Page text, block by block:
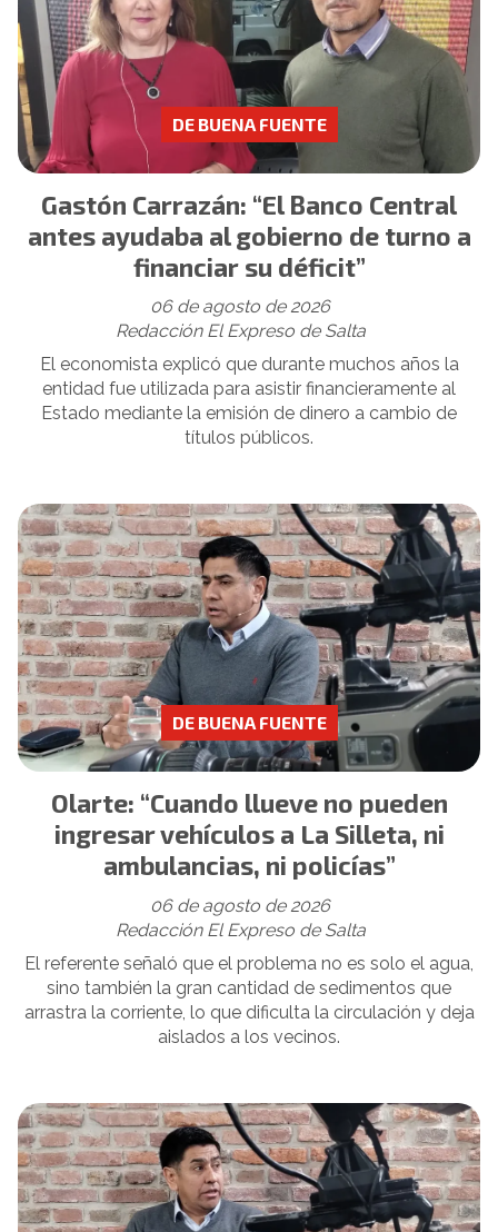
Gastón Carrazán: “El Banco Central
antes ayudaba al gobierno de turno a
financiar su déficit”
Redacción El Expreso de Salta
DE BUENA FUENTE
06 de agosto de 2026
El economista explicó que durante muchos años la
entidad fue utilizada para asistir financieramente al
Estado mediante la emisión de dinero a cambio de
títulos públicos.
Olarte: “Cuando llueve no pueden
ingresar vehículos a La Silleta, ni
ambulancias, ni policías”
Redacción El Expreso de Salta
DE BUENA FUENTE
06 de agosto de 2026
El referente señaló que el problema no es solo el agua,
sino también la gran cantidad de sedimentos que
arrastra la corriente, lo que dificulta la circulación y deja
aislados a los vecinos.